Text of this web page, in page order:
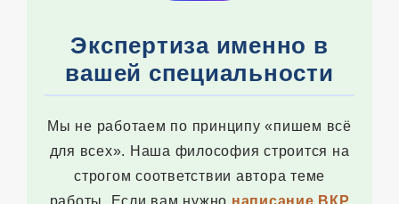
Экспертиза именно в
вашей специальности
Мы не работаем по принципу «пишем всё
для всех». Наша философия строится на
строгом соответствии автора теме
работы. Если вам нужно написание ВКР